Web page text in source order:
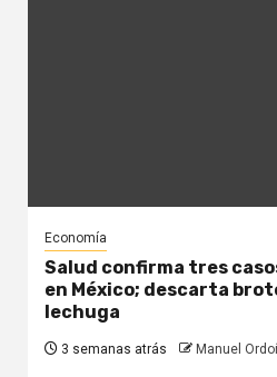
Economía
Salud confirma tres
en México; descarta
lechuga
3 semanas atrás Manuel